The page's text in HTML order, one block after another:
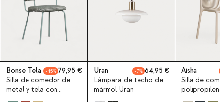
Bonse Tela 15
79,95
Silla de comedor de
metal y tela con
estampado Bonse
Uran 7
64,95
Lámpara de techo de
mármol Uran
Aisha
Silla de